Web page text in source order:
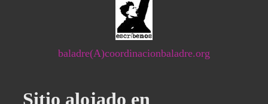
baladre(A)coordinacionbaladre.org
Sitio alojado en